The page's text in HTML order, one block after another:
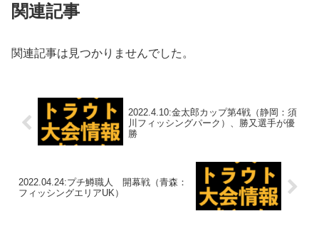
関連記事
関連記事は見つかりませんでした。
2022.4.10:金太郎カップ第4戦（静岡：須
川フィッシングパーク）、勝又選手が優
勝
2022.04.24:プチ鱒職人 開幕戦（青森：
フィッシングエリアUK）